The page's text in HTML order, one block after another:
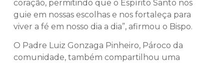
coração, permitindo que o Espírito Santo nos
guie em nossas escolhas e nos fortaleça para
viver a fé em nosso dia a dia”, afirmou o Bispo.
O Padre Luiz Gonzaga Pinheiro, Pároco da
comunidade, também compartilhou uma